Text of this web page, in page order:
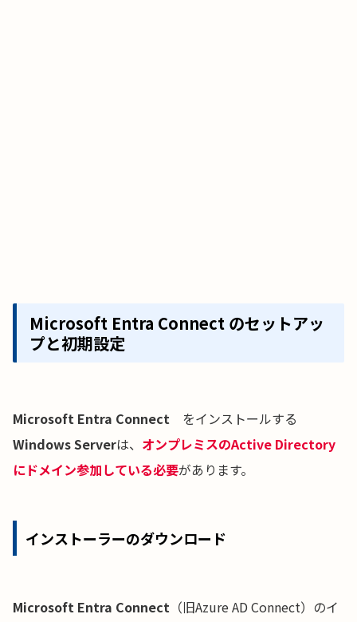
Microsoft Entra Connect のセットアッ
プと初期設定
Microsoft Entra Connect をインストールする
Windows Serverは、 オンプレミスのActive Directory
にドメイン参加している必要があります。
インストーラーのダウンロード
Microsoft Entra Connect （旧Azure AD Connect）のイ